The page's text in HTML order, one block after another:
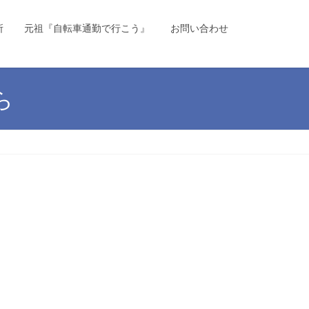
元祖『自転車通勤で行こう』 お問い合わせ